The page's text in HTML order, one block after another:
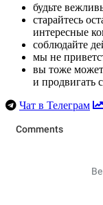
будьте
старайтесь
интересные
соблюдайте
мы не
вы тоже
и продвигать
Чат в Телеграм